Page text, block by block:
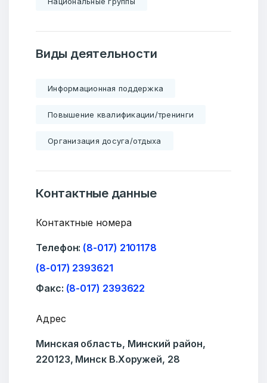
Виды деятельности
Информационная поддержка
Повышение квалификации/тренинги
Организация досуга/отдыха
Контактные данные
Контактные номера
Телефон: (8-017) 2101178
(8-017) 2393621
Факс: (8-017) 2393622
Адрес
Минская область, Минский район,
220123, Минск В.Хоружей, 28